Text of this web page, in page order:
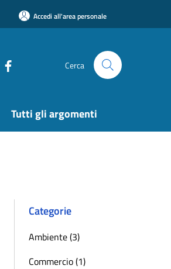
Accedi all'area personale
Cerca
Tutti gli argomenti
Categorie
Ambiente (3)
Commercio (1)